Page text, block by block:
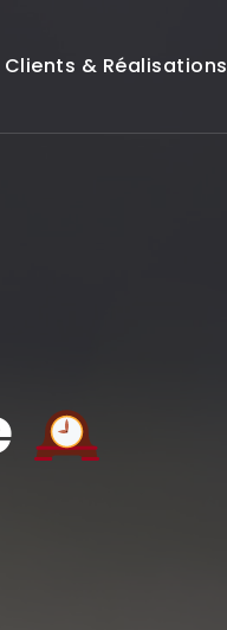
Clients & Réalisations